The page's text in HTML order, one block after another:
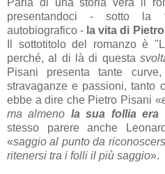
Parla di una storia vera il
presentandoci - sotto la
autobiografico - la vita di
Il sottotitolo del romanzo è
perché, al di là di questa
Pisani presenta tante
stravaganze e passioni, tanto
ebbe a dire che Pietro Pisani «
ma almeno la sua follia era
stesso parere anche
«saggio al punto da
ritenersi tra i folli il più saggio».